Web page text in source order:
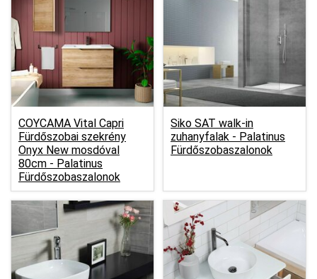
COYCAMA Vital Capri
Fürdőszobai szekrény
Onyx New mosdóval
80cm - Palatinus
Fürdőszobaszalonok
Siko SAT walk-in
zuhanyfalak - Palatinus
Fürdőszobaszalonok